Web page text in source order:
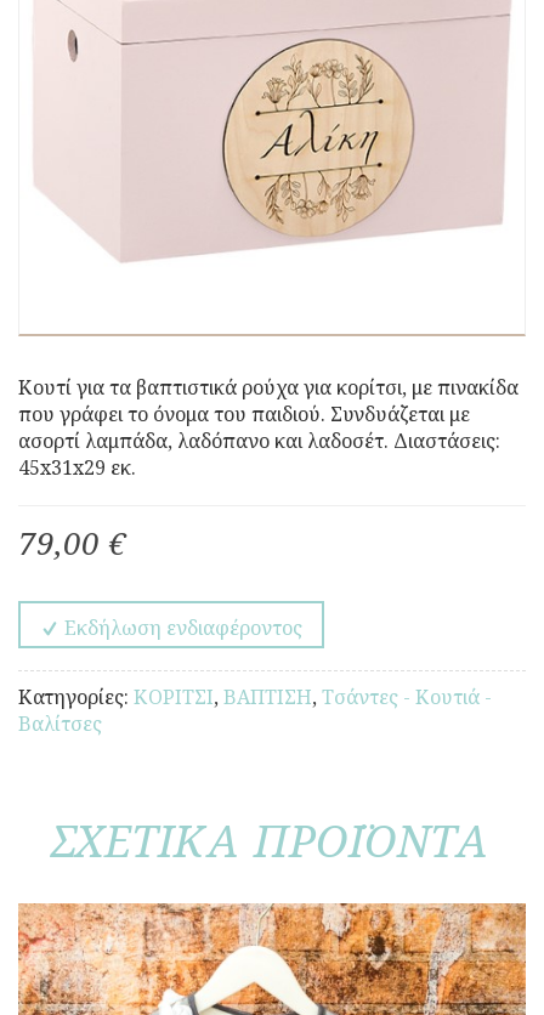
Κουτί για τα βαπτιστικά ρούχα για κορίτσι, με πινακίδα
που γράφει το όνομα του παιδιού. Συνδυάζεται με
ασορτί λαμπάδα, λαδόπανο και λαδοσέτ. Διαστάσεις:
45x31x29 εκ.
79,00 €
Εκδήλωση ενδιαφέροντος
Κατηγορίες: ΚΟΡΙΤΣΙ,ΒΑΠΤΙΣΗ,Τσάντες - Κουτιά -
Βαλίτσες
ΣΧΕΤΙΚΑ ΠΡΟΪΟΝΤΑ